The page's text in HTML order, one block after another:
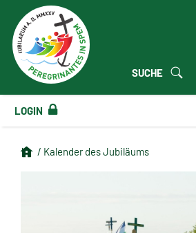
SUCHE
LOGIN
/ Kalender des Jubiläums